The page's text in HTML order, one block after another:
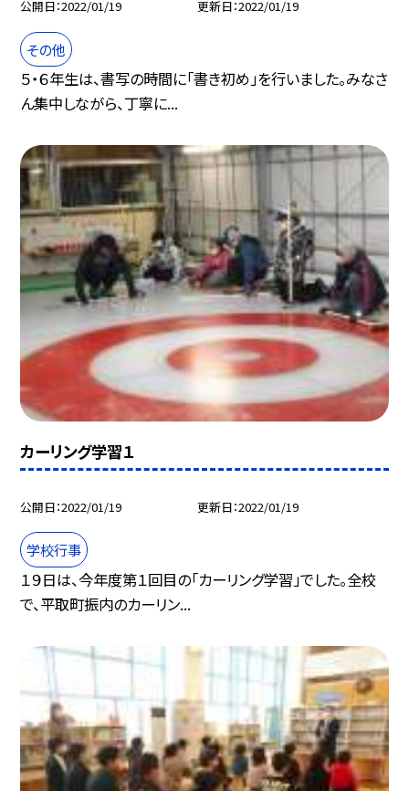
公開日 2022/01/19 更新日 2022/01/19
その他
５・６年生は、書写の時間に「書き初め」を行いました。みなさ
ん集中しながら、丁寧に...
カーリング学習１
公開日 2022/01/19 更新日 2022/01/19
学校行事
１９日は、今年度第１回目の「カーリング学習」でした。全校
で、平取町振内のカーリン...